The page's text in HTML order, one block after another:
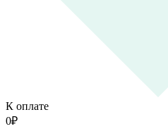
К оплате
0₽